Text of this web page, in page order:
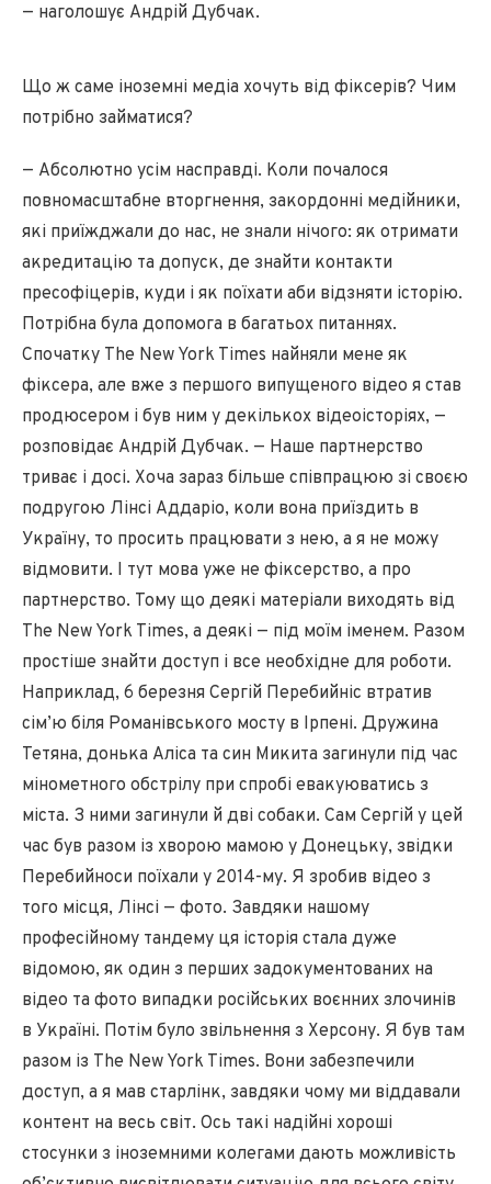
— наголошує Андрій Дубчак.
Що ж саме іноземні медіа хочуть від фіксерів? Чим
потрібно займатися?
— Абсолютно усім насправді. Коли почалося
повномасштабне вторгнення, закордонні медійники,
які приїжджали до нас, не знали нічого: як отримати
акредитацію та допуск, де знайти контакти
пресофіцерів, куди і як поїхати аби відзняти історію.
Потрібна була допомога в багатьох питаннях.
Спочатку The New York Times найняли мене як
фіксера, але вже з першого випущеного відео я став
продюсером і був ним у декількох відеоісторіях, —
розповідає Андрій Дубчак. — Наше партнерство
триває і досі. Хоча зараз більше співпрацюю зі своєю
подругою Лінсі Аддаріо, коли вона приїздить в
Україну, то просить працювати з нею, а я не можу
відмовити. І тут мова уже не фіксерство, а про
партнерство. Тому що деякі матеріали виходять від
The New York Times, а деякі — під моїм іменем. Разом
простіше знайти доступ і все необхідне для роботи.
Наприклад, 6 березня Сергій Перебийніс втратив
сім’ю біля Романівського мосту в Ірпені. Дружина
Тетяна, донька Аліса та син Микита загинули під час
мінометного обстрілу при спробі евакуюватись з
міста. З ними загинули й дві собаки. Сам Сергій у цей
час був разом із хворою мамою у Донецьку, звідки
Перебийноси поїхали у 2014-му. Я зробив відео з
того місця, Лінсі — фото. Завдяки нашому
професійному тандему ця історія стала дуже
відомою, як один з перших задокументованих на
відео та фото випадки російських воєнних злочинів
в Україні. Потім було звільнення з Херсону. Я був там
разом із The New York Times. Вони забезпечили
доступ, а я мав старлінк, завдяки чому ми віддавали
контент на весь світ. Ось такі надійні хороші
стосунки з іноземними колегами дають можливість